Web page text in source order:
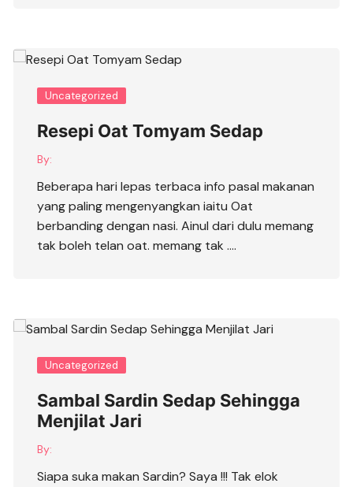
Uncategorized
Resepi Oat Tomyam Sedap
By:
Beberapa hari lepas terbaca info pasal makanan
yang paling mengenyangkan iaitu Oat
berbanding dengan nasi. Ainul dari dulu memang
tak boleh telan oat. memang tak ….
Uncategorized
Sambal Sardin Sedap Sehingga
Menjilat Jari
By:
Siapa suka makan Sardin? Saya !!! Tak elok